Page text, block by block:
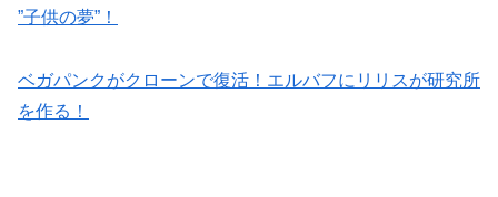
”子供の夢”！
ベガパンクがクローンで復活！エルバフにリリスが研究所
を作る！